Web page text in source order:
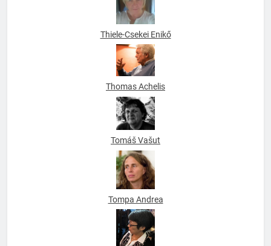
Thiele-Csekei Enikő
Thomas Achelis
Tomáš Vašut
Tompa Andrea
Tony Wu